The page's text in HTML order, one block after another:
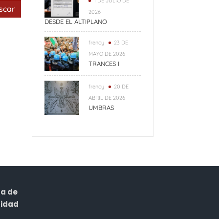
2026
DESDE EL ALTIPLANO
frency
23 DE
MAYO DE 2026
TRANCES I
frency
20 DE
ABRIL DE 2026
UMBRAS
de